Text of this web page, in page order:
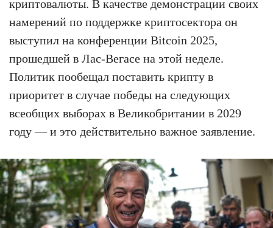
криптовалюты. В качестве демонстрации своих
намерений по поддержке криптосектора он
выступил на конференции Bitcoin 2025,
прошедшей в Лас-Вегасе на этой неделе.
Политик пообещал поставить крипту в
приоритет в случае победы на следующих
всеобщих выборах в Великобритании в 2029
году — и это действительно важное заявление.